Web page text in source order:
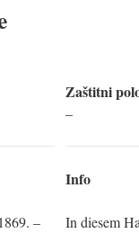
–
Zaštitni
–
Info
In diesem